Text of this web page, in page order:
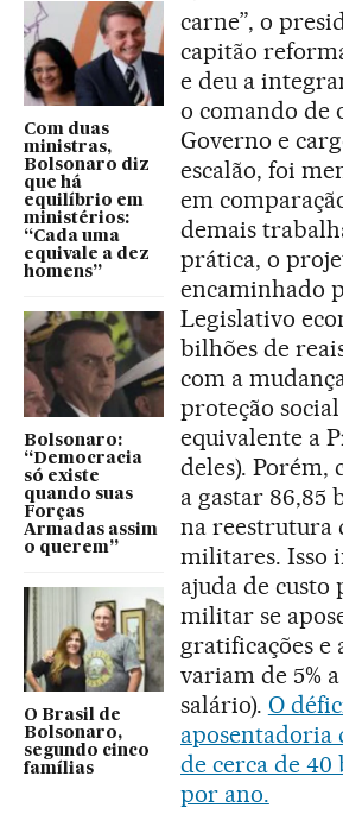
Com duas
ministras,
Bolsonaro diz
que há
equilíbrio em
ministérios:
“Cada uma
equivale a dez
homens”
Bolsonaro:
“Democracia
só existe
quando suas
Forças
Armadas assim
o querem”
O Brasil de
Bolsonaro,
segundo cinco
famílias
carne”, o
capitão
e deu a
o comando de
Governo e
escalão, foi
em
demais
prática, o
encaminhado
Legislativo
bilhões de
com a
proteção
equivalente a
deles). Porém,
a gastar 86,85
na reestrutura
militares. Isso
ajuda de custo
militar se
gratificações e
variam de 5%
salário). O
aposentadoria
de cerca de 40
por ano.